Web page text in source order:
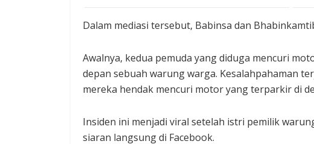
Dalam mediasi tersebut, Babinsa dan
Awalnya, kedua pemuda yang diduga mencuri
depan sebuah warung warga. Kesalahpahaman
mereka hendak mencuri motor yang terparkir di
Insiden ini menjadi viral setelah istri pemilik
siaran langsung di Facebook.